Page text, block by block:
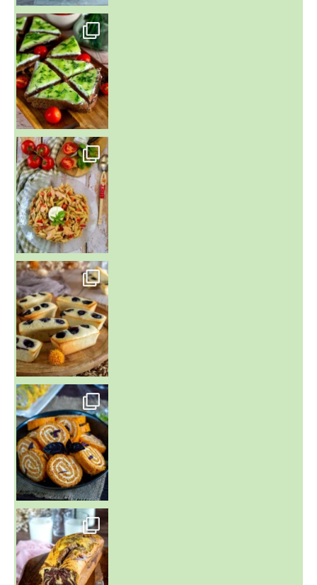
~ SALADE DE PÂTES AUX DEUX TOMATES THON ET BURRA
~ FINANCIERS MYRTILLES ET CITRON ~
Aujourd'hu